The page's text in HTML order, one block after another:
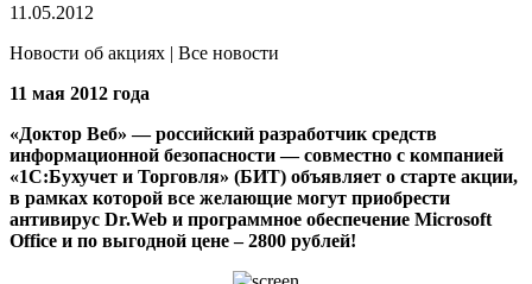
11.05.2012
Новости об акциях | Все новости
11 мая 2012 года
«Доктор Веб» — российский разработчик средств
информационной безопасности — совместно с компанией
«1С:Бухучет и Торговля» (БИТ) объявляет о старте акции,
в рамках которой все желающие могут приобрести
антивирус Dr.Web и программное обеспечение Microsoft
Office и по выгодной цене – 2800 рублей!